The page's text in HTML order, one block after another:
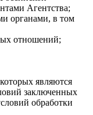
Агентства;
органами, в том
отношений;
являются
заключенных
обработки